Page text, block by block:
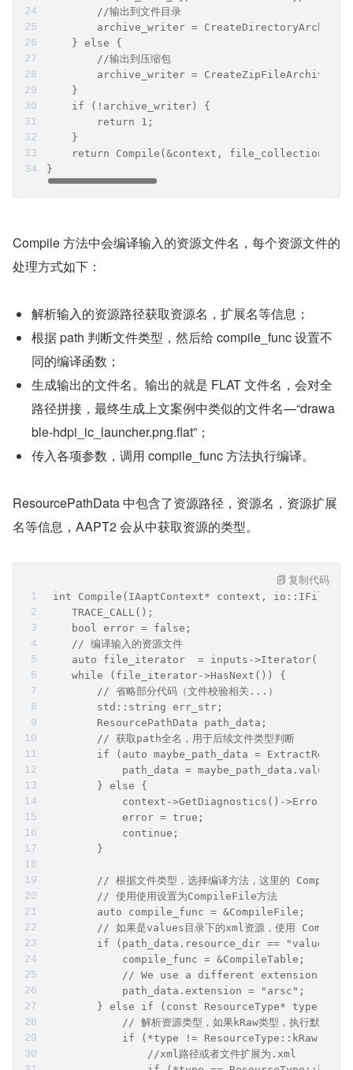
        //加载压缩包格式的资源文件...
file_collection =
        //...
    } else {
//也是FileCollection，先定义collection，通过
        file_collection = std::move(collection);
    }
std::unique_ptr<IArchiveWriter>
    //产物输出文件类型
file::FileType output_file_type =
if (output_file_type ==
        //输出到文件目录
archive_writer =
    if (!archive_writer) {
return Compile(&context,
}
Compile 方法中会编译输入的资源文件名，每个资源文件的
处理方式如下：
根据 path 判断文件类型，然后给 compile_func 设置不
同的编译函数；
路径拼接，最终生成上文案例中类似的文件名—“drawa
ble-hdpi_ic_launcher.png.flat”；
传入各项参数，调用 compile_func 方法执行编译。
ResourcePathData 中包含了资源路径，资源名，资源扩展
名等信息，AAPT2 会从中获取资源的类型。
int Compile(IAaptContext* context,
    TRACE_CALL();
    auto file_iterator  = inputs->Iterator();
    while (file_iterator->HasNext()) {
        std::string err_str;
        ResourcePathData path_data;
        // 获取path全名，用于后续文件类型判断
if (auto maybe_path_data =
            path_data = maybe_path_data.value();
        } else {
context->GetDiagnostics()-
            error = true;
            continue;
// 根据文件类型，选择编译方法，这里的
        // 使用使用设置为CompileFile方法
复制代码